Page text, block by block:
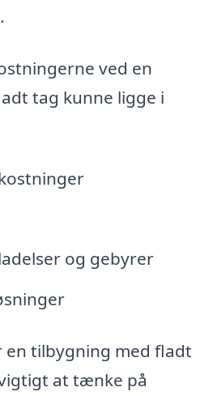
ved en
tag kunne ligge i
og gebyrer
en tilbygning med fladt
at tænke på